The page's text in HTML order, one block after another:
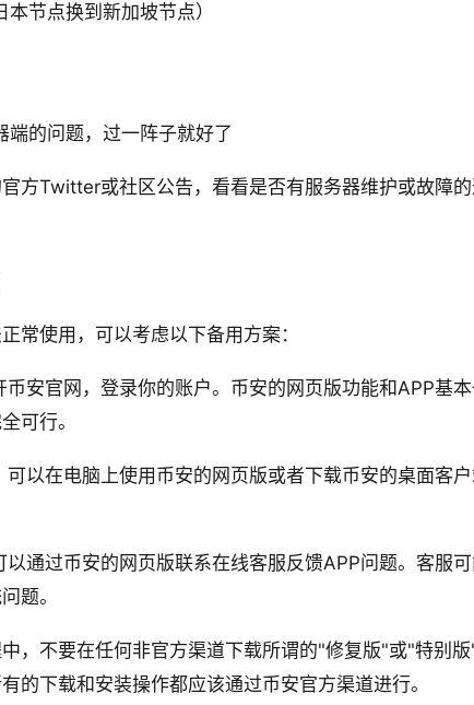
节点换到新加坡节点）
的问题，过一阵子就好了
方Twitter或社区公告，看看是否有服务器维护或故障的
常使用，可以考虑以下备用方案：
安官网，登录你的账户。币安的网页版功能和APP基
可行。
以在电脑上使用币安的网页版或者下载币安的桌面客
通过币安的网页版联系在线客服反馈APP问题。客服
题。
，不要在任何非官方渠道下载所谓的"修复版"或"特别
的下载和安装操作都应该通过币安官方渠道进行。